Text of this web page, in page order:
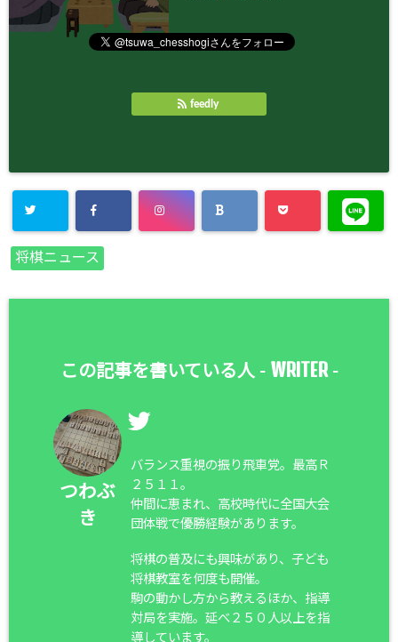
feedly
将棋ニュース
この記事を書いている人 - WRITER-
つわぶ
き
バランス重視の振り飛車党。最高Ｒ
２５１１。
仲間に恵まれ、高校時代に全国大会
団体戦で優勝経験があります。
将棋の普及にも興味があり、子ども
将棋教室を何度も開催。
駒の動かし方から教えるほか、指導
対局を実施。延べ２５０人以上を指
導しています。